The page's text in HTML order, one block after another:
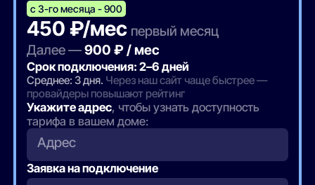
с 3-го месяца - 900
450 ₽/мес первый месяц
Далее —900 ₽ / мес
Срок подключения: 2–6 дней
Среднее: 3 дня. Через наш сайт чаще быстрее —
провайдеры повышают рейтинг
Укажите адрес, чтобы узнать доступность
тарифа в вашем доме:
Адрес
Заявка на подключение